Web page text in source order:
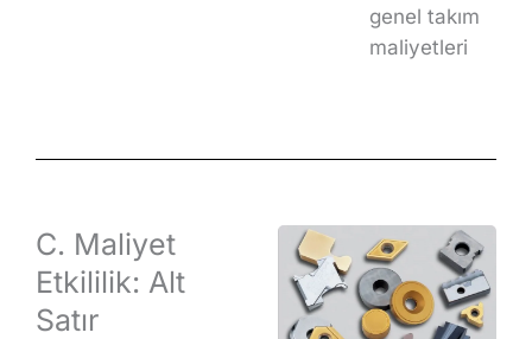
genel takım
maliyetleri
C. Maliyet
Etkililik: Alt
Satır